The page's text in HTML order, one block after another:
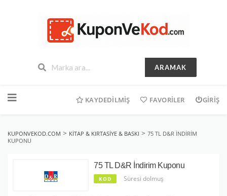
ARAMAK
geç
KAYDEDILMIŞ FAVORILER GIRIŞ
KUPONVEKOD.COM > KITAP & KIRTASIYE & BASKI > 75 TL D&R İNDIRIM
KUPONU
75 TL D&R İndirim Kuponu
KOD Süresi dolmuş